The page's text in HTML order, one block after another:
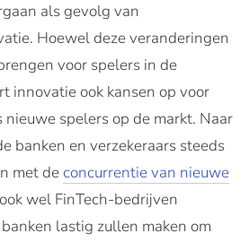
als gevolg van
Hoewel deze veranderingen
voor spelers in de
innovatie ook kansen op voor
spelers op de markt. Naar
banken en verzekeraars steeds
met deconcurrentie van nieuwe
wel FinTech-bedrijven
lastig zullen maken om